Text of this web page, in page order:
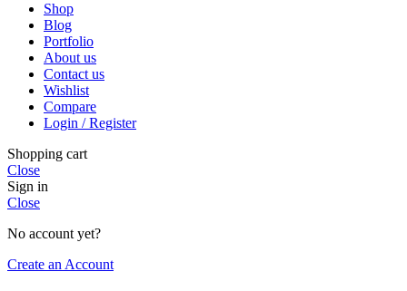
Shop
Blog
Portfolio
About us
Contact us
Wishlist
Compare
Login / Register
Shopping cart
Close
Sign in
Close
No account yet?
Create an Account